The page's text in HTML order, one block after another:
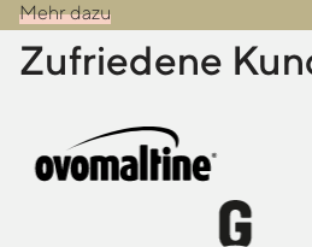
Mehr dazu
Zufriedene